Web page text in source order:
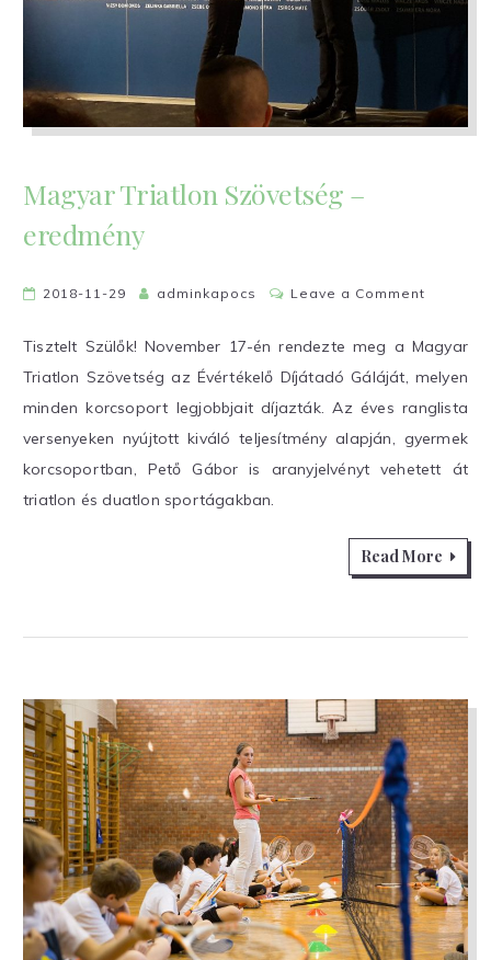
Magyar Triatlon Szövetség –
eredmény
2018-11-29 adminkapocs Leave a Comment
Triatlon
Tisztelt Szülők! November 17-én rendezte meg a Magyar
Triatlon Szövetség az Évértékelő Díjátadó Gáláját, melyen
minden korcsoport legjobbjait díjazták. Az éves ranglista
versenyeken nyújtott kiváló teljesítmény alapján, gyermek
korcsoportban, Pető Gábor is aranyjelvényt vehetett át
triatlon és duatlon sportágakban.
Read More